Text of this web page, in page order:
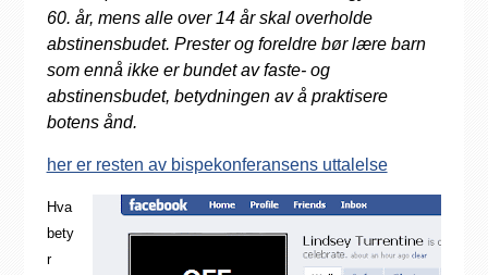
60. år, mens alle over 14 år skal overholde
abstinensbudet. Prester og foreldre bør lære barn
som ennå ikke er bundet av faste- og
abstinensbudet, betydningen av å praktisere
botens ånd.
her er resten av bispekonferansens uttalelse
Hva
bety
r